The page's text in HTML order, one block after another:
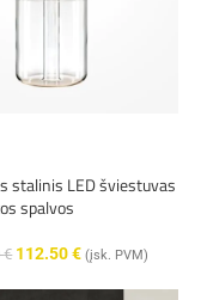
stalinis LED šviestuvas
spalvos
€ 112.50€ (įsk. PVM)